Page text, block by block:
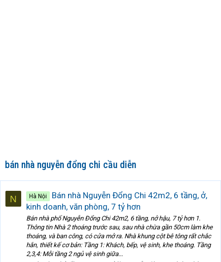
bán nhà nguyễn đổng chi cầu diễn
N Hà Nội
Bán nhà Nguyễn Đổng Chi 42m2, 6 tầng, ở,
kinh doanh, văn phòng, 7 tỷ hơn
Bán nhà phố Nguyễn Đổng Chi 42m2, 6 tầng, nở hậu, 7 tỷ hơn 1.
Thông tin Nhà 2 thoáng trước sau, sau nhà chừa gần 50cm làm khe
thoáng, và ban công, có cửa mở ra. Nhà khung cột bê tông rất chắc
hắn, thiết kế cơ bản: Tầng 1: Khách, bếp, vệ sinh, khe thoáng. Tầng
2,3,4: Mỗi tầng 2 ngủ vệ sinh giữa...